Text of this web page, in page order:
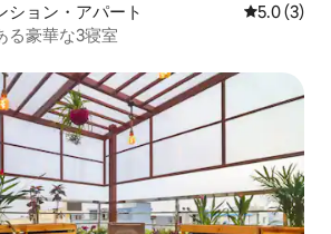
ション・アパート レビュー3
5.0 (3)
る豪華な3寝室